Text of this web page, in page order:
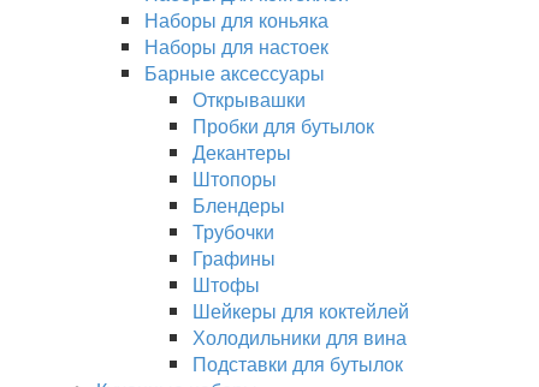
Наборы для коньяка
Наборы для настоек
Барные аксессуары
Открывашки
Пробки для бутылок
Декантеры
Штопоры
Блендеры
Трубочки
Графины
Штофы
Шейкеры для коктейлей
Холодильники для вина
Подставки для бутылок